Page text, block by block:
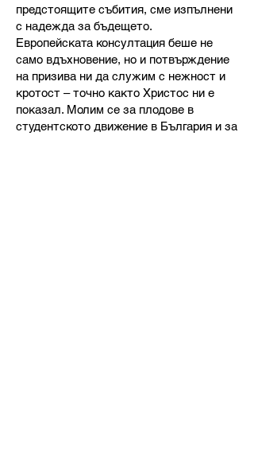
предстоящите събития, сме изпълнени
с надежда за бъдещето.
Европейската консултация беше не
само вдъхновение, но и потвърждение
на призива ни да служим с нежност и
кротост – точно както Христос ни е
показал. Молим се за плодове в
студентското движение в България и за